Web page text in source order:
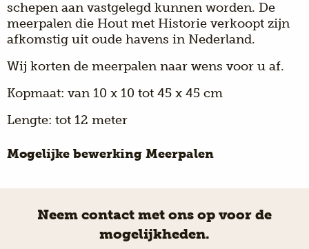
schepen aan vastgelegd kunnen worden. De
meerpalen die Hout met Historie verkoopt zijn
afkomstig uit oude havens in Nederland.
Wij korten de meerpalen naar wens voor u af.
Kopmaat: van 10 x 10 tot 45 x 45 cm
Lengte: tot 12 meter
Mogelijke bewerking Meerpalen
Neem contact met ons op voor de
mogelijkheden.